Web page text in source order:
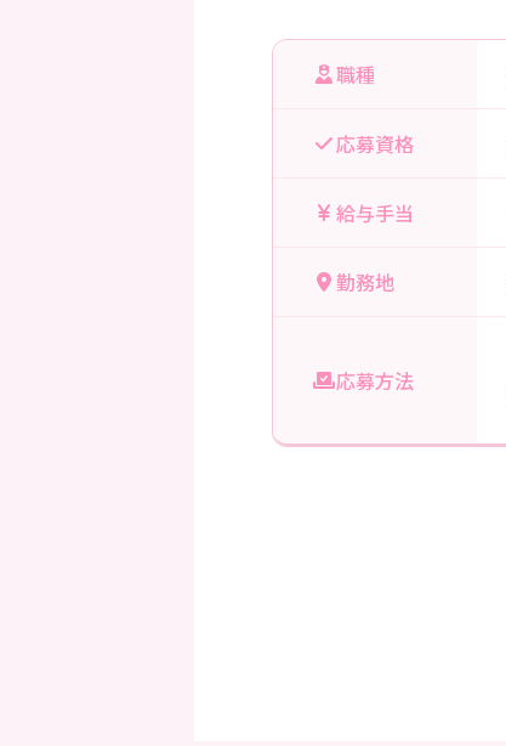
職種
応募資格
給与手当
勤務地
応募方法